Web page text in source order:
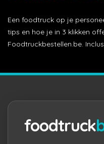
Een foodtruck op je
tips en hoe je in 3 klikken
Foodtruckbestellen.be.
foodtruck